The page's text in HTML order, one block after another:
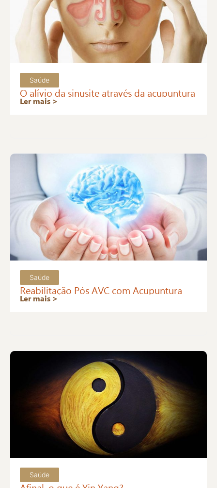
Saúde
O alívio da sinusite através da acupuntura
Ler mais >
Saúde
Reabilitação Pós AVC com Acupuntura
Ler mais >
Saúde